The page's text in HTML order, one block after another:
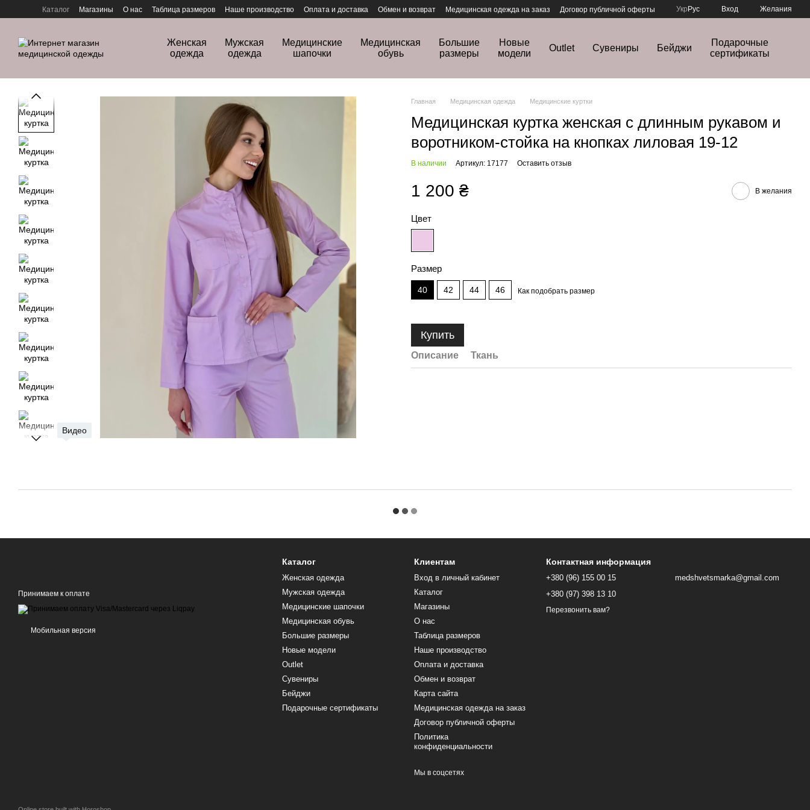
Перейти к основному контенту
Каталог Магазины О нас Таблица размеров Наше производство Оплата и доставка Обмен и возврат Медицинская одежда на заказ
Договор публичной оферты
Укр Рус Вход Желания
Женская
одежда
Мужская
одежда
Медицинские
шапочки
Медицинская
обувь
Большие
размеры
Новые
модели
Outlet Сувениры Бейджи
Подарочные
сертификаты
Видео
Главная Медицинская одежда Медицинские куртки
Медицинская куртка женская с длинным рукавом и
воротником-стойка на кнопках лиловая 19-12
В наличии Артикул: 17177 Оставить отзыв
1 200 ₴ В желания
Цвет
Размер
40 42 44 46 Как подобрать размер
Купить
Описание Ткань
Принимаем к оплате
Мобильная версия
Каталог
Женская одежда
Мужская одежда
Медицинские шапочки
Медицинская обувь
Большие размеры
Новые модели
Outlet
Сувениры
Бейджи
Подарочные сертификаты
Клиентам
Вход в личный кабинет
Каталог
Магазины
О нас
Таблица размеров
Наше производство
Оплата и доставка
Обмен и возврат
Карта сайта
Медицинская одежда на заказ
Договор публичной оферты
Политика
конфиденциальности
Мы в соцсетях
Контактная информация
+380 (96) 155 00 15
+380 (97) 398 13 10
Перезвонить вам?
medshvetsmarka@gmail.com